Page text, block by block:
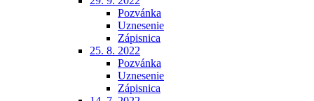
Pozvánka
Uznesenie
Zápisnica
25. 8. 2022
Pozvánka
Uznesenie
Zápisnica